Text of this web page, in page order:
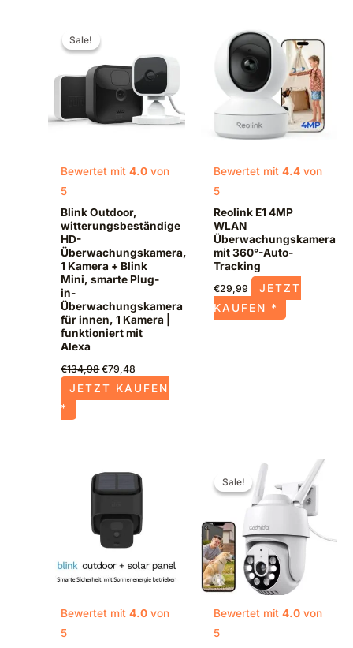
Sale!
Sale!
Bewertet mit4.0 von
5
Blink Outdoor,
witterungsbeständige
HD-
Überwachungskamera,
1 Kamera + Blink
Mini, smarte Plug-
in-
Überwachungskamera
für innen, 1 Kamera |
funktioniert mit
Alexa
€134,98
€134,98
€79,48
€79,48.
JETZT KAUFEN
*
Bewertet mit 4.4von
5
Reolink E1 4MP
WLAN
Überwachungskamera
mit 360°-Auto-
Tracking
€29,99
JETZT
KAUFEN *
Bewertet mit4.0 von
5
Sale!
Sale!
Bewertet mit 4.0von
5
Ursprünglicher
Preis
war:
€49,99
Aktueller
ist:
€39,99.